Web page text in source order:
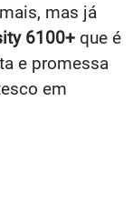
mas já
6100+ que é
e promessa
em